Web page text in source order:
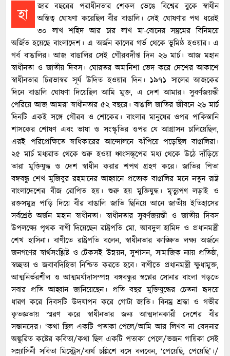
হা
জার বছরের পরাধীনতার শেকল ভেঙে বিশ্বের বুকে স্বাধীন
অস্তিত্ব ঘোষণা করেছিল বীর বাঙালি। সেই ঘোষণার পথ ধরেই
৩০ লাখ শহিদ আর চার লাখ মা-বোনের সম্ভ্রমের বিনিময়ে
অর্জিত হয়েছে বাংলাদেশ। এ অর্জন কালের গর্ভ থেকে ভূমিষ্ঠ হওয়ার। এ
গর্ব বাঙালির। আজ বাঙালির সেই গৌরবদীপ্ত দিন ২৬ মার্চ। আজ মহান
স্বাধীনতা ও জাতীয় দিবস। ঘোরতর অমানিশা ভেদ করে দেশের আকাশে
স্বাধীনতার চিরভাস্বর সূর্য উদিত হওয়ার দিন। ১৯৭১ সালের আজকের
দিনে বাঙালি ঘোষণা দিয়েছিল আমি মুক্ত, এ দেশ আমার। সুবর্ণজয়ন্তী
পেরিয়ে আজ আমরা স্বাধীনতার ৫২ বছরে। বাঙালি জাতির জীবনে ২৬ মার্চ
দিনটি একই সঙ্গে গৌরব ও শোকের। বাংলার মানুষের ওপর পাকিস্তানি
শাসকের শোষণ এবং ভাষা ও সংস্কৃতির ওপর যে আগ্রাসন চালিয়েছিল,
এরই পরিপ্রেক্ষিতে স্বাধিকারের আন্দোলনে ঝাঁপিয়ে পড়েছিল বাঙালিরা।
২৫ মার্চ মধ্যরাত থেকে শুরু হওয়া ধ্বংসস্তূপের মধ্য থেকে উঠে দাঁড়িয়ে
তারা মুক্তিযুদ্ধ ও দেশ স্বাধীন করার শপথ গ্রহণ করে। জাতির পিতা
বঙ্গবন্ধু শেখ মুজিবুর রহমানের আহ্বানে প্রত্যেক বাঙালির মনে নতুন রাষ্ট্র
বাংলাদেশের বীজ রোপিত হয়। শুরু হয় মুক্তিযুদ্ধ। মৃত্যুপণ লড়াই ও
রক্তসমুদ্র পাড়ি দিয়ে বীর বাঙালি জাতি ছিনিয়ে আনে জাতীয় ইতিহাসের
সর্বশ্রেষ্ঠ অর্জন মহান স্বাধীনতা। স্বাধীনতার সুবর্ণজয়ন্তী ও জাতীয় দিবস
উপলক্ষ্যে পৃথক বাণী দিয়েছেন রাষ্ট্রপতি মো. আবদুল হামিদ ও প্রধানমন্ত্রী
শেখ হাসিনা। বাণীতে রাষ্ট্রপতি বলেন, স্বাধীনতার কাঙ্ক্ষিত লক্ষ্য অর্জনে
জনগণের স্বার্থসংশ্লিষ্ট ও টেকসই উন্নয়ন, সুশাসন, সামাজিক ন্যায় প্রতিষ্ঠা,
স্বচ্ছতা ও জবাবদিহিতা নিশ্চিত করতে হবে। বাণীতে প্রধানমন্ত্রী ক্ষুধামুক্ত,
আত্মনির্ভরশীল ও আত্মমর্যাদাসম্পন্ন বঙ্গবন্ধুর স্বপ্নের সোনার বাংলা গড়তে
সবার প্রতি আহ্বান জানিয়েছেন। প্রতি বছর মুক্তিযুদ্ধের চেতনা হৃদয়ে
ধারণ করে দিবসটি উদযাপন করে গোটা জাতি। বিনম্র শ্রদ্ধা ও গভীর
কৃতজ্ঞতায় স্মরণ করে স্বাধীনতার জন্য আত্মদানকারী দেশের বীর
সন্তানদের। ‘কথা ছিল একটি পতাকা পেলে/আমি আর লিখব না বেদনার
অঙ্কুরিত কষ্টের কবিতা/কথা ছিল একটি পতাকা পেলে/ভজন গায়িকা সেই
সন্ন্যাসিনী সবিতা মিস্ট্রেস/ব্যর্থ চল্লিশে বসে বলবেন, ‘পেয়েছি, পেয়েছি’।/